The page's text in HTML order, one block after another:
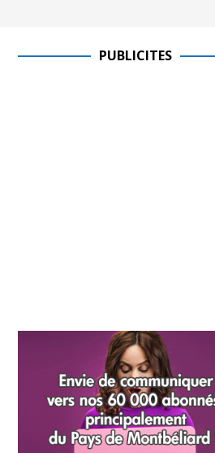
PUBLICITES